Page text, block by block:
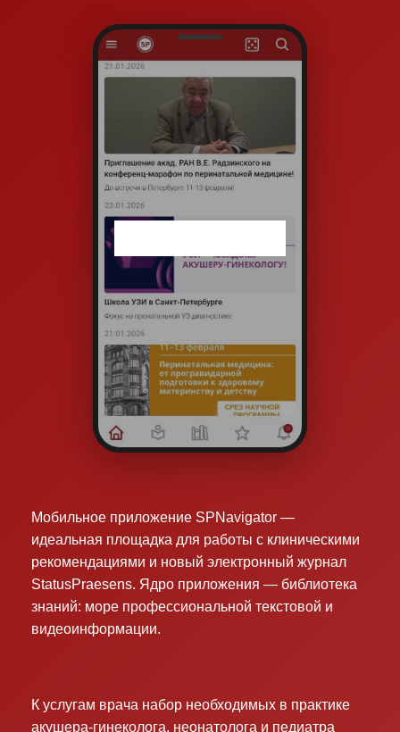
Мобильное приложение SPNavigator —
идеальная площадка для работы с клиническими
рекомендациями и новый электронный журнал
StatusPraesens. Ядро приложения — библиотека
знаний: море профессиональной текстовой и
видеоинформации.
К услугам врача набор необходимых в практике
акушера-гинеколога, неонатолога и педиатра